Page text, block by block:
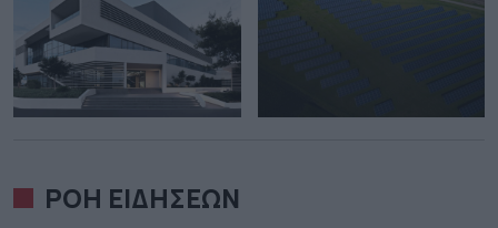
ΡΟΗ ΕΙΔΗΣΕΩΝ